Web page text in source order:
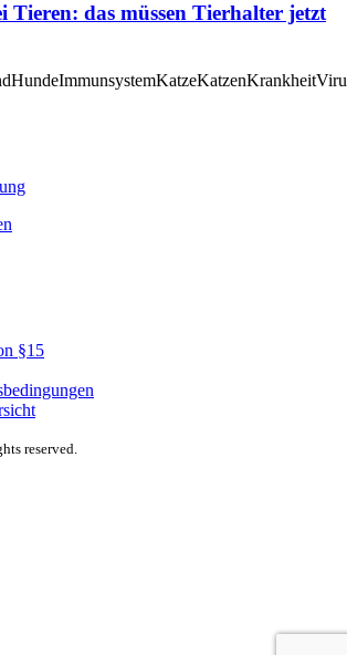
Tieren: das müssen Tierhalter jetzt
HundeImmunsystemKatzeKatzenKrankheit
§15
reserved.